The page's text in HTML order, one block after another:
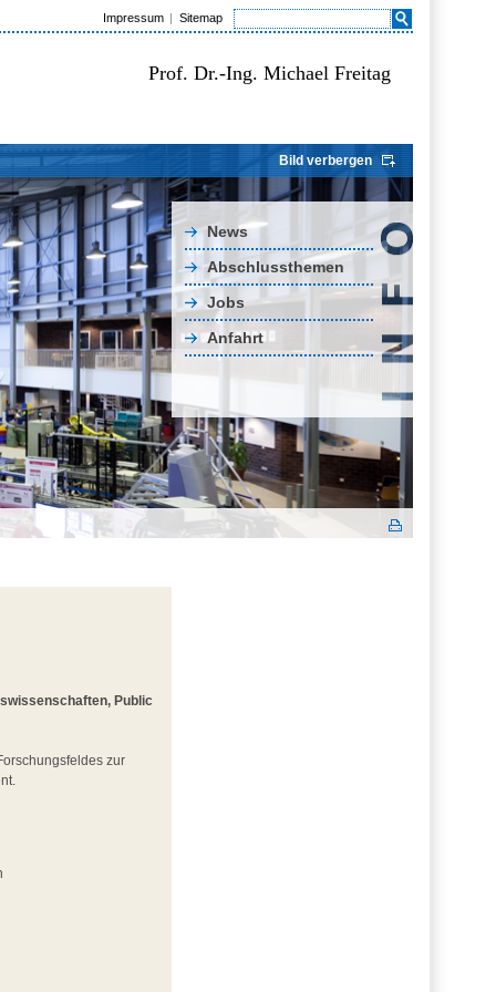
Impressum Sitemap
Prof. Dr.-Ing. Michael Freitag
Bild verbergen
News
Abschlussthemen
Jobs
Anfahrt
Public
zur